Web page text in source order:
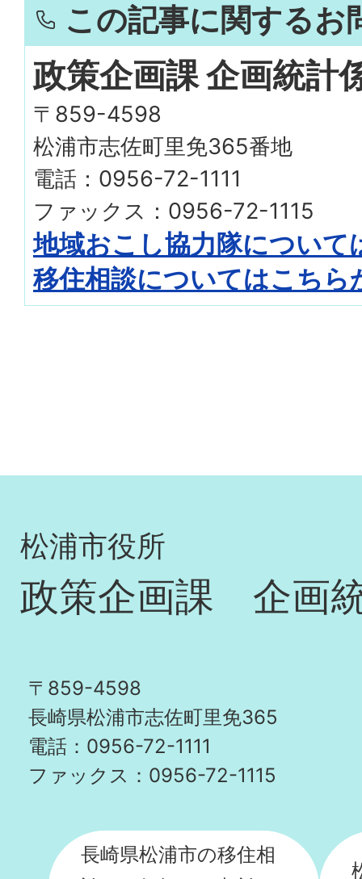
この記事に関するお
政策企画課 企画統計
〒859-4598
松浦市志佐町里免365番地
電話：0956-72-1111
ファックス：0956-72-1115
地域おこし協力隊について
移住相談についてはこちら
松浦市役所
政策企画課 企画
〒859-4598
長崎県松浦市志佐町里免365
電話：0956-72-1111
ファックス：0956-72-1115
長崎県松浦市の移住相